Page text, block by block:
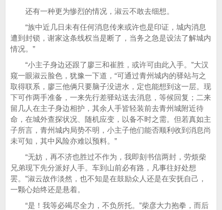
还有一种更为惨烈的情况，淑云不敢去细想。
“族中近几日未有任何消息传来或许也是印证，城内消息
遭到封锁，谢家这条线权当是断了，当务之急是设法了解城内
情况。”
“小主子身边还跟了廖三和崔胜，或许可由此入手。”大汉
窥一眼淑云脸色，犹豫一下道，“可通过青州城内的驿站与之
取得联系，廖三他俩只要脑子没进水，定也能想到这一层。现
下可作两手准备，一来先行差驿站送去消息，等候回复；二来
留几人在主子身边相护，其余人手皆轻装前去青州城附近待
命，在城外查探状况、随机应变，以备不时之需。但若真如主
子所言，青州城内局势不明，小主子他们能否顺利收到消息尚
未可知，其中风险亦难以预料。”
“无妨，再不济也胜过不作为，我即刻书信两封，劳烦柴
兄弟现下先分派好人手。车到山前必有路，凡事往好处想
罢。”淑云故作淡然，也不知是在鼓励众人还是在安抚自己，
一颗心始终还是悬着。
“是！我等必竭尽全力，不负所托。”柴彦大力抱拳，而后